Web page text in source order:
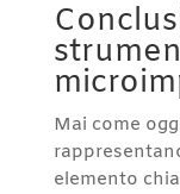
Mai come
elemento